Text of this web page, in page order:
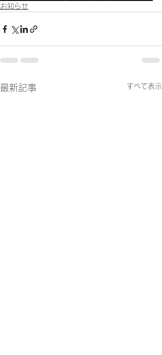
お知らせ
最新記事 すべて表示